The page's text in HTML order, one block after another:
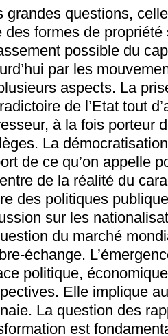
grandes questions,
des formes de propriété
possible du
par les
aspects. La
de l’Etat tout
à la fois porteur
La
de ce qu’on appelle
de la réalité du
des politiques
sur les
du marché
échange.
politique,
Elle implique
La question des
est